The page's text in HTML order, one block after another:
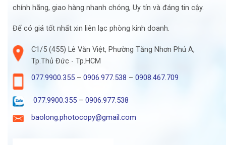
chính hãng, giao hàng nhanh chóng, Uy tín và đáng tin cậy.
Để có giá tốt nhất xin liên lạc phòng kinh doanh.
C1/5 (455) Lê Văn Việt, Phường Tăng Nhơn Phú A,
Tp.Thủ Đức - Tp.HCM
077.9900.355– 0906.977.538 – 0908.467.709
077.9900.355– 0906.977.538
baolong.photocopy@gmail.com